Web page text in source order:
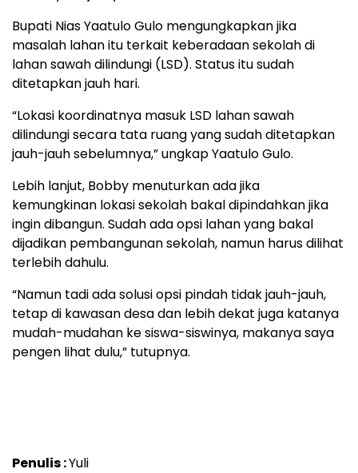
Bupati Nias Yaatulo Gulo mengungkapkan jika
masalah lahan itu terkait keberadaan sekolah di
lahan sawah dilindungi (LSD). Status itu sudah
ditetapkan jauh hari.
“Lokasi koordinatnya masuk LSD lahan sawah
dilindungi secara tata ruang yang sudah ditetapkan
jauh-jauh sebelumnya,” ungkap Yaatulo Gulo.
Lebih lanjut, Bobby menuturkan ada jika
kemungkinan lokasi sekolah bakal dipindahkan jika
ingin dibangun. Sudah ada opsi lahan yang bakal
dijadikan pembangunan sekolah, namun harus dilihat
terlebih dahulu.
“Namun tadi ada solusi opsi pindah tidak jauh-jauh,
tetap di kawasan desa dan lebih dekat juga katanya
mudah-mudahan ke siswa-siswinya, makanya saya
pengen lihat dulu,” tutupnya.
Penulis :Yuli